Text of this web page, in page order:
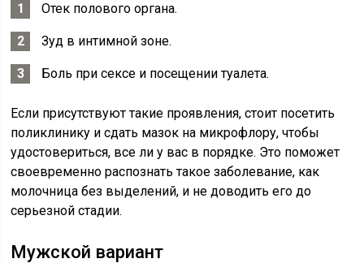
Отек полового органа.
Зуд в интимной зоне.
Боль при сексе и посещении туалета.
Если присутствуют такие проявления, стоит посетить
поликлинику и сдать мазок на микрофлору, чтобы
удостовериться, все ли у вас в порядке. Это поможет
своевременно распознать такое заболевание, как
молочница без выделений, и не доводить его до
серьезной стадии.
Мужской вариант